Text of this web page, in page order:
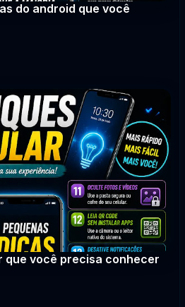
do android que você
que você precisa conhecer